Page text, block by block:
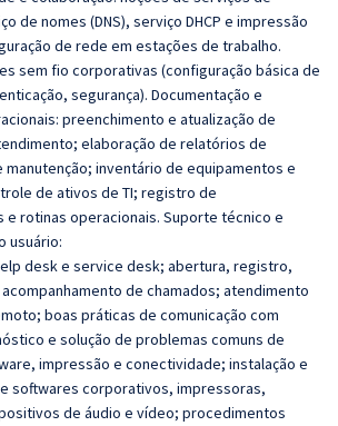
de nomes (DNS), serviço DHCP e impressão
de rede em estações de trabalho.
sem fio corporativas (configuração básica de
segurança). Documentação e
preenchimento e atualização de
elaboração de relatórios de
manutenção; inventário de equipamentos e
de ativos de TI; registro de
e rotinas operacionais. Suporte técnico e
usuário:
desk e service desk; abertura, registro,
de chamados; atendimento
boas práticas de comunicação com
e solução de problemas comuns de
impressão e conectividade; instalação e
softwares corporativos, impressoras,
de áudio e vídeo; procedimentos